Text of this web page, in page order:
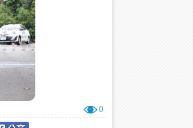
0